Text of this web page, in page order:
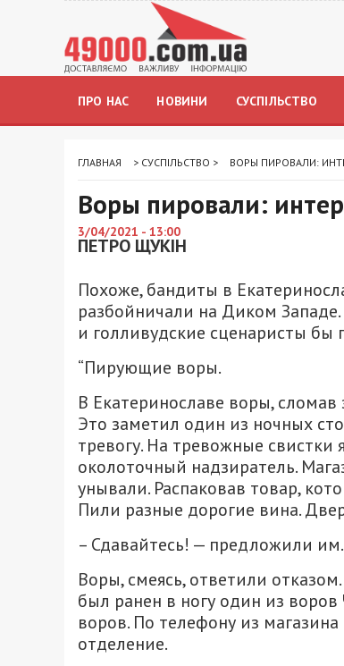
ПРО НАС НОВИНИ СУСПІЛЬСТВО
ГЛАВНАЯ > СУСПІЛЬСТВО > ВОРЫ ПИРОВАЛИ:
Воры пировали:
3/04/2021 - 13:00
ПЕТРО ЩУКІН
Похоже, бандиты в
разбойничали на Диком
и голливудские сценаристы бы
“Пирующие воры.
В Екатеринославе воры,
Это заметил один из ночных
тревогу. На тревожные
околоточный надзиратель.
унывали. Распаковав товар,
Пили разные дорогие вина.
– Сдавайтесь! — предложили им.
Воры, смеясь, ответили
был ранен в ногу один из воров
воров. По телефону из
отделение.